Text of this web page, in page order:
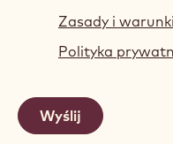
Zasady i warunki
Polityka